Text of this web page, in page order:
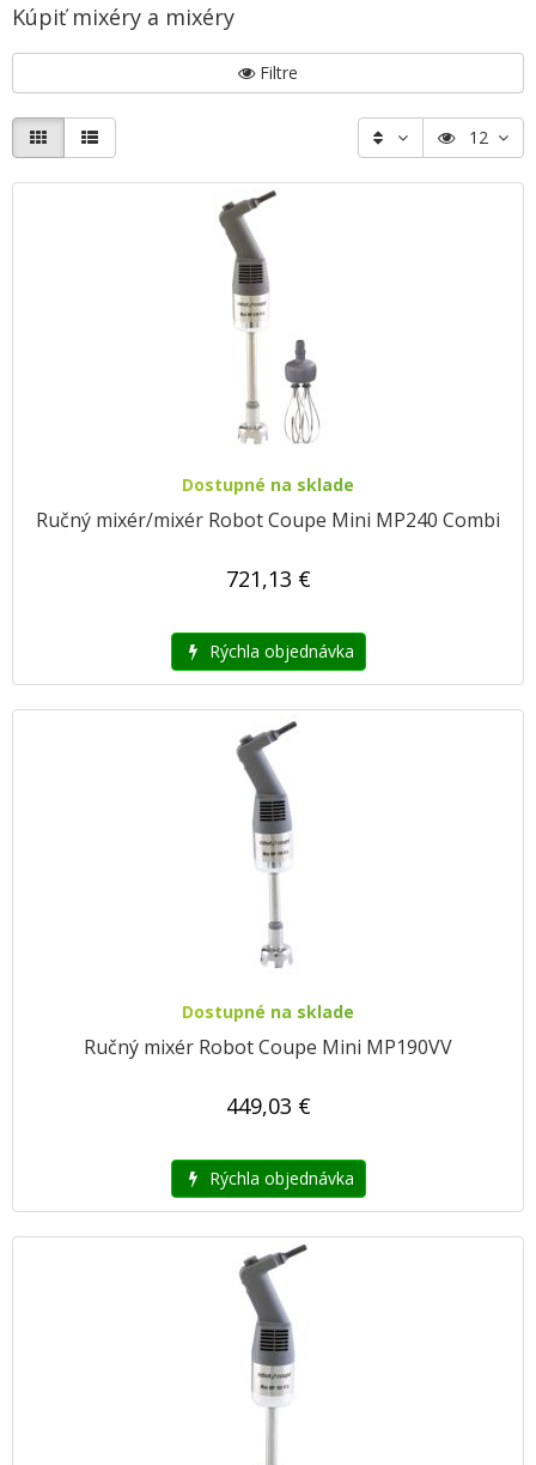
Kúpiť mixéry a mixéry
Filtre
12
Dostupné na sklade
Ručný mixér/mixér Robot Coupe Mini MP240 Combi
721,13 €
Rýchla objednávka
Dostupné na sklade
Ručný mixér Robot Coupe Mini MP190VV
449,03 €
Rýchla objednávka